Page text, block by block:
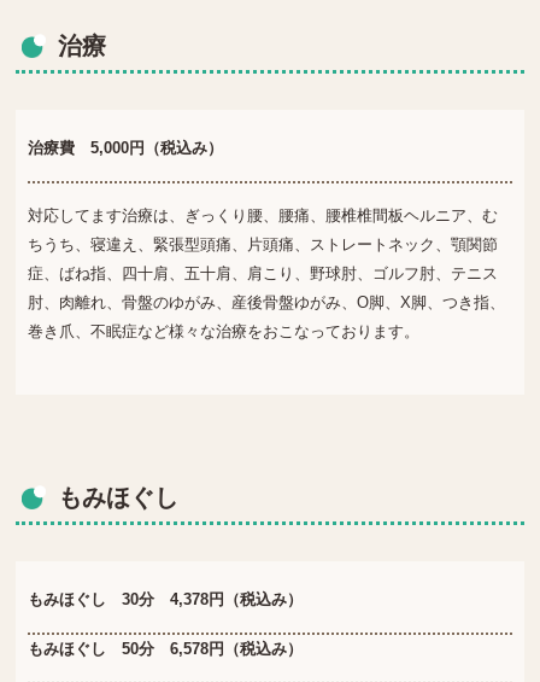
治療
治療費 5,000円（税込み）
対応してます治療は、ぎっくり腰、腰痛、腰椎椎間板ヘルニア、む
ちうち、寝違え、緊張型頭痛、片頭痛、ストレートネック、顎関節
症、ばね指、四十肩、五十肩、肩こり、野球肘、ゴルフ肘、テニス
肘、肉離れ、骨盤のゆがみ、産後骨盤ゆがみ、O脚、X脚、つき指、
巻き爪、不眠症など様々な治療をおこなっております。
もみほぐし
もみほぐし 30分 4,378円（税込み）
もみほぐし 50分 6,578円（税込み）